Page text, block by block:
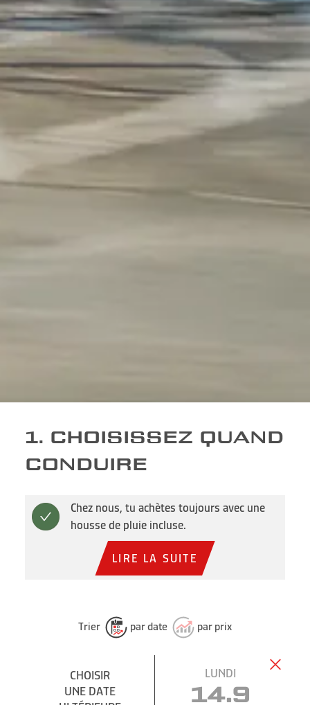
1. CHOISISSEZ QUAND
CONDUIRE
Chez nous, tu achètes toujours avec une
housse de pluie incluse.
LIRE LA SUITE
Trier par date par prix
CHOISIR
UNE DATE
CHOISIR
UNE DATE
LUNDI
14.9